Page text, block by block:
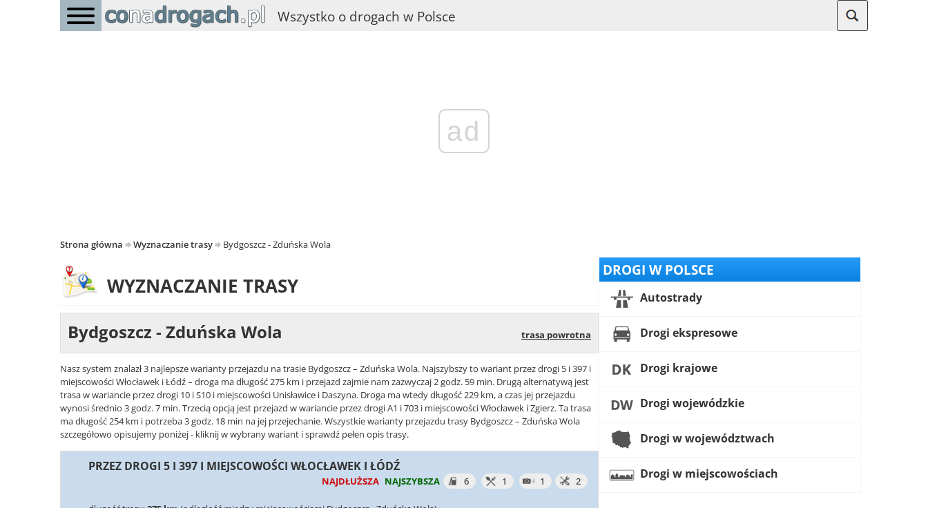
Wszystko o drogach w Polsce
ad
Strona główna Wyznaczanie trasy Bydgoszcz - Zduńska Wola
WYZNACZANIE TRASY
Bydgoszcz - Zduńska Wola trasa powrotna
Nasz system znalazł 3 najlepsze warianty przejazdu na trasie Bydgoszcz – Zduńska Wola. Najszybszy to wariant przez drogi 5 i 397 i
miejscowości Włocławek i Łódź – droga ma długość 275 km i przejazd zajmie nam zazwyczaj 2 godz. 59 min. Drugą alternatywą jest
trasa w wariancie przez drogi 10 i S10 i miejscowości Unisławice i Daszyna. Droga ma wtedy długość 229 km, a czas jej przejazdu
wynosi średnio 3 godz. 7 min. Trzecią opcją jest przejazd w wariancie przez drogi A1 i 703 i miejscowości Włocławek i Zgierz. Ta trasa
ma długość 254 km i potrzeba 3 godz. 18 min na jej przejechanie. Wszystkie warianty przejazdu trasy Bydgoszcz – Zduńska Wola
szczegółowo opisujemy poniżej - kliknij w wybrany wariant i sprawdź pełen opis trasy.
PRZEZ DROGI 5 I 397 I MIEJSCOWOŚCI WŁOCŁAWEK I ŁÓDŹ
NAJDŁUŻSZA NAJSZYBSZA 6 1 1 2
DROGI W POLSCE
Autostrady
Drogi ekspresowe
Drogi krajowe
Drogi wojewódzkie
Drogi w województwach
Drogi w miejscowościach